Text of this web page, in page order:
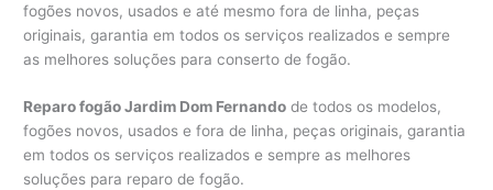
fogões novos, usados e até mesmo fora de linha, peças
originais, garantia em todos os serviços realizados e sempre
as melhores soluções para conserto de fogão.
Reparo fogão Jardim Dom Fernando de todos os modelos,
fogões novos, usados e fora de linha, peças originais, garantia
em todos os serviços realizados e sempre as melhores
soluções para reparo de fogão.